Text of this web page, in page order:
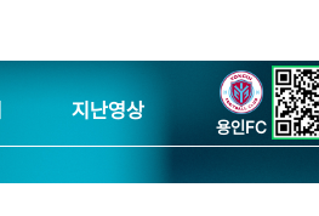
지난영상
용인FC